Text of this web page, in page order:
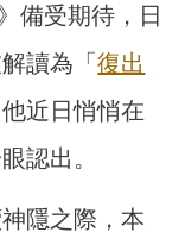
備受期待，日
讀為「復出
近日悄悄在
認出。
隱之際，本